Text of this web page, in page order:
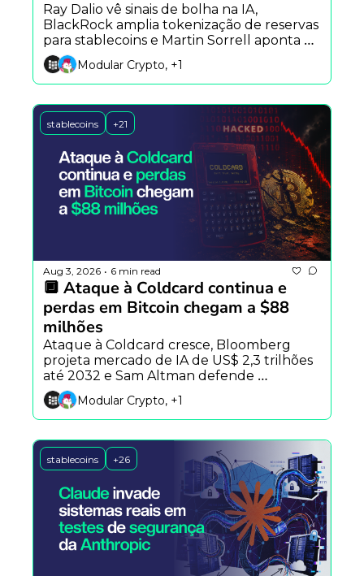
Ray Dalio vê sinais de bolha na IA,
BlackRock amplia tokenização de reservas
para stablecoins e Martin Sorrell aponta
compartilhamento de conhecimento
como habilidade-chave da era da IA.
Modular Crypto, +1
stablecoins +21
Aug 3, 2026 • 6 min read
🔲 Ataque à Coldcard continua e
perdas em Bitcoin chegam a $88
milhões
Ataque à Coldcard cresce, Bloomberg
projeta mercado de IA de US$ 2,3 trilhões
até 2032 e Sam Altman defende
desacelerar avanço da inteligência
artificial.Modular Crypto, +1
stablecoins +26